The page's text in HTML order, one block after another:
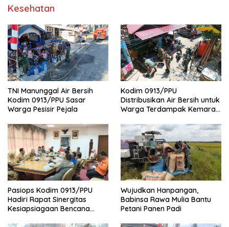
Kesehatan
TNI Manunggal Air Bersih
Kodim 0913/PPU Sasar
Warga Pesisir Pejala
Kodim 0913/PPU
Distribusikan Air Bersih untuk
Warga Terdampak Kemarau
Pasiops Kodim 0913/PPU
Hadiri Rapat Sinergitas
Kesiapsiagaan Bencana
Wujudkan Hanpangan,
Babinsa Rawa Mulia Bantu
Petani Panen Padi